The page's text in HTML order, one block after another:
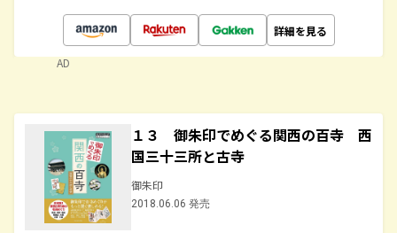
詳細を見る
AD
１３ 御朱印でめぐる関西の百寺 西
国三十三所と古寺
御朱印
2018.06.06 発売